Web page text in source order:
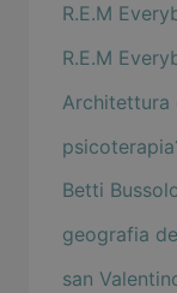
R.E.M
R.E.M
Architettura
Betti
geografia
san